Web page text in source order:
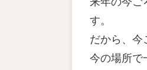
す。
だから、今
今の場所で